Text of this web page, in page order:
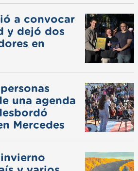
a convocar
y dejó dos
en
una agenda
Mercedes